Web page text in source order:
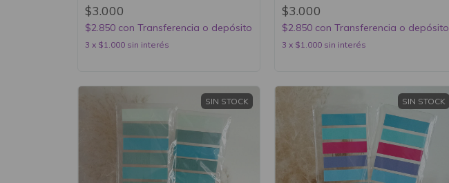
$3.000
$2.850 con Transferencia o depósito
3 x $1.000 sin interés
$3.000
$2.850 con Transferencia o depósito
3 x $1.000 sin interés
SIN STOCK SIN STOCK